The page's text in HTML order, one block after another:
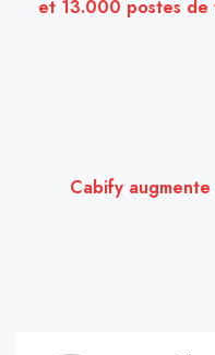
et 13.000 postes de
Cabify